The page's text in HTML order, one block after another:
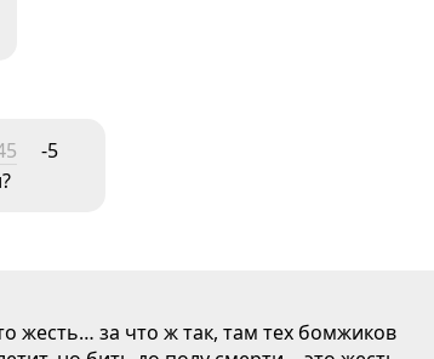
-5
жесть… за что ж так, там тех бомжиков